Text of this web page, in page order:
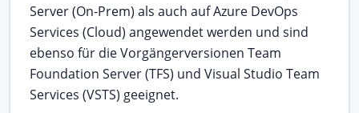
Server (On-Prem) als auch auf Azure DevOps
Services (Cloud) angewendet werden und sind
ebenso für die Vorgängerversionen Team
Foundation Server (TFS) und Visual Studio Team
Services (VSTS) geeignet.